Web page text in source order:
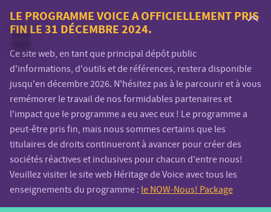
Voice.Global
website
LE PROGRAMME VOICE A OFFICIELLEMENT PRIS
FIN LE 31 DÉCEMBRE 2024.
Ce site web, en tant que principal dépôt public
d'informations, d'outils et de références, restera disponible
jusqu'en décembre 2026. N'hésitez pas à le parcourir et à vous
remémorer le travail de nos formidables partenaires et
l'impact que le programme a eu avec eux ! Le programme a
peut-être pris fin, mais nous sommes certains que les
titulaires de droits continueront à avancer pour créer des
sociétés réactives et inclusives pour chacun d'entre nous!
Veuillez visiter le site web Héritage de Voice avec tous les
enseignements du programme : le NOW-Nous! Package